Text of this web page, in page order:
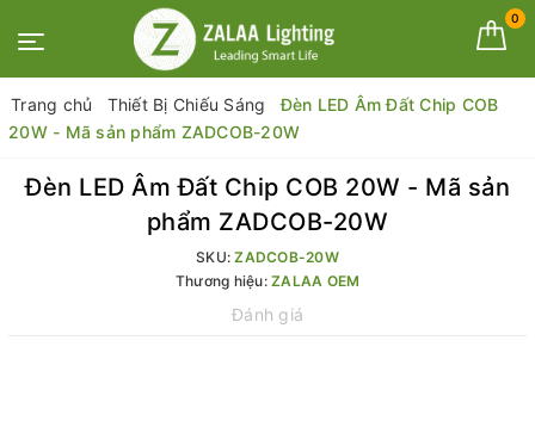
0
Trang chủ Thiết Bị Chiếu Sáng
Đèn LED Âm Đất Chip COB
20W - Mã sản phẩm ZADCOB-20W
Đèn LED Âm Đất Chip COB 20W - Mã sản
phẩm ZADCOB-20W
SKU:ZADCOB-20W
Thương hiệu: ZALAA OEM
Đánh giá